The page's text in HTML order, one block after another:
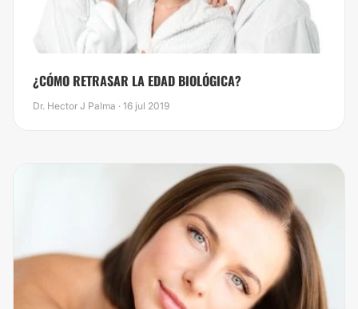
¿CÓMO RETRASAR LA EDAD BIOLÓGICA?
Dr. Hector J Palma · 16 jul 2019